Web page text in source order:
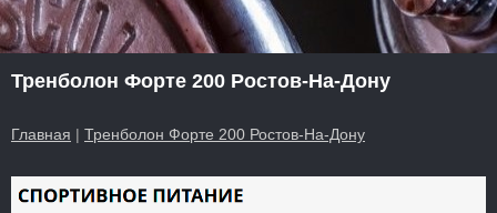
Тренболон Форте 200 Ростов-На-Дону
Главная | Тренболон Форте 200 Ростов-На-Дону